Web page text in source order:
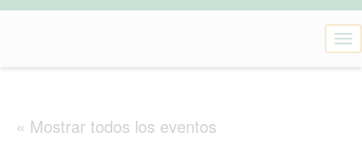
T
o
« Mostrar todos los eventos